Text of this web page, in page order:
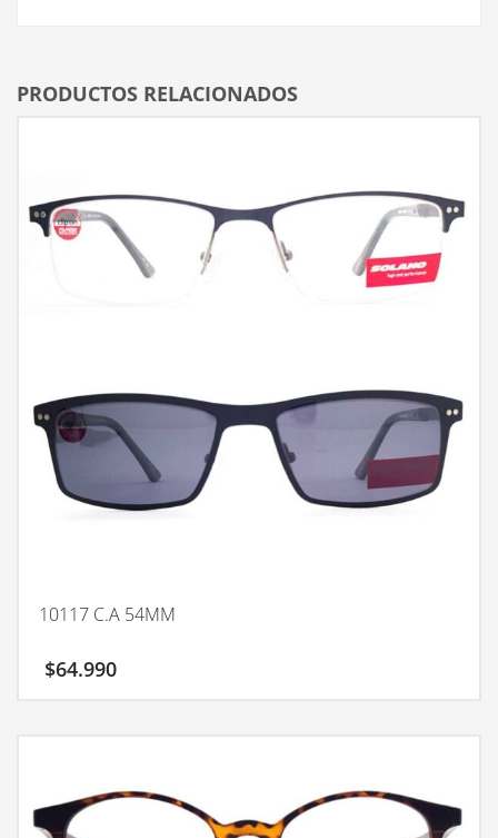
PRODUCTOS RELACIONADOS
10117 C.A 54MM
$64.990